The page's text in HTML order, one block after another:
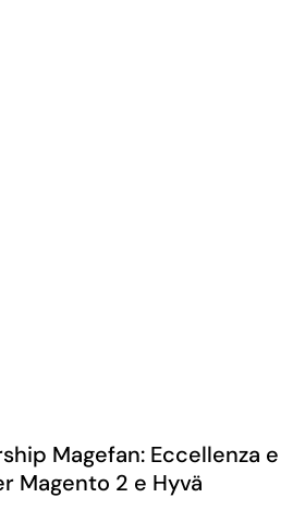
Magefan: Eccellenza e
Magento 2 e Hyvä